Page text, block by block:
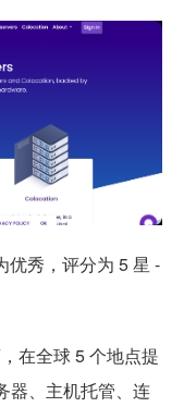
优秀，评分为 5 星 -
在全球 5 个地点提
器、主机托管、连